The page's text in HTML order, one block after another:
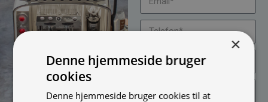
×
Denne hjemmeside bruger
cookies
Denne hjemmeside bruger cookies til at